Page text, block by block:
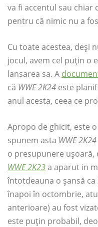
va fi accentul sau chiar
pentru că nimic nu a
Cu toate acestea, deși
jocul, avem cel puțin o
lansarea sa. A
că WWE 2K24 este
anul acesta, ceea ce
Apropo de ghicit, este
spunem asta WWE 2K24
o presupunere ușoară,
WWE 2K23a aparut in
întotdeauna o șansă ca
înapoi în octombrie,
anterioare) au fost
este puțin probabil,